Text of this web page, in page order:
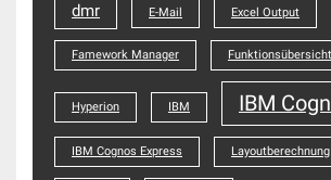
dmr E-Mail Excel Output
Famework Manager Funktionsübersicht
Hyperion IBM IBM
IBM Cognos Express Layoutberechnung